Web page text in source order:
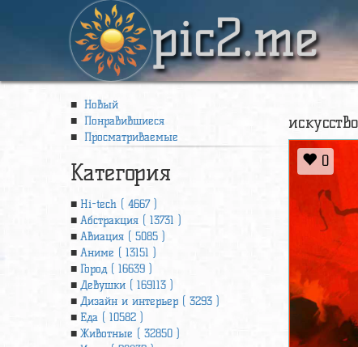
pic2.me
Новый
Понравившиеся
Просматриваемые
Категория
Hi-tech ( 4667 )
Абстракция ( 13731 )
Авиация ( 5085 )
Аниме ( 13151 )
Город ( 16639 )
Девушки ( 169113 )
Дизайн и интерьер ( 3293 )
Еда ( 10582 )
Животные ( 32850 )
0